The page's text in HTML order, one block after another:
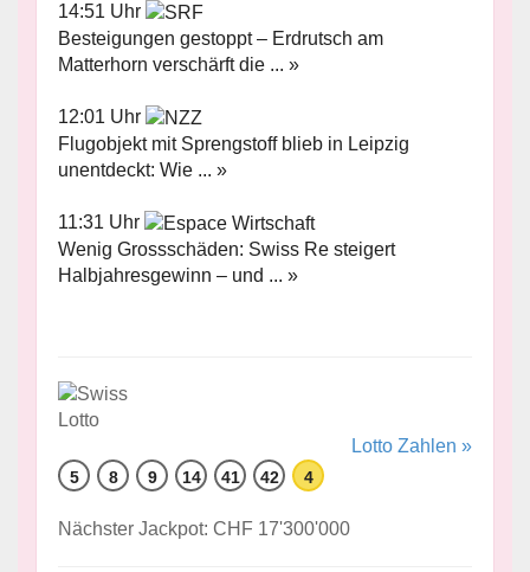
14:51 Uhr
Besteigungen gestoppt – Erdrutsch am
Matterhorn verschärft die ... »
12:01 Uhr
Flugobjekt mit Sprengstoff blieb in Leipzig
unentdeckt: Wie ... »
11:31 Uhr
Wenig Grossschäden: Swiss Re steigert
Halbjahresgewinn – und ... »
Lotto Zahlen »
5 8 9 14 41 42 4
Nächster Jackpot: CHF 17'300'000